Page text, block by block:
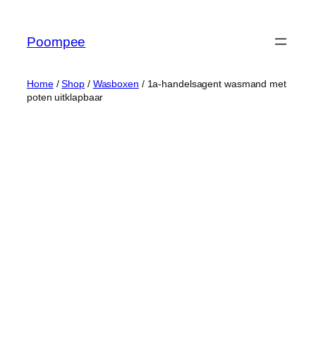
Poompee
Home/Shop/ Wasboxen / 1a-handelsagent wasmand met
poten uitklapbaar